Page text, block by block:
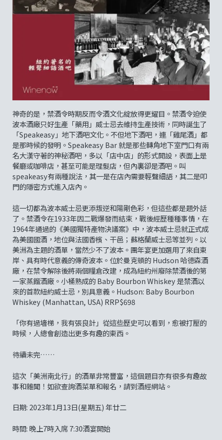
神奇的是，禁酒令時期反而令酒文化綻放得更耀目。禁酒令迫使
波本酒廠只好生產「藥用」威士忌去維持生產技術，同時誕生了
「Speakeasy」地下酒吧文化。不但地下酒吧，連「雞尾酒」都
是那時候的發明。Speakeasy Bar 就是那些轉角地下室門口有兩
名大漢守著的神秘酒吧，多以「店中店」的形式開設，表面上是
餐廳或咖啡店，甚至可能是理髮店，但內裏卻是酒吧。叫
speakeasy有兩種說法，其一是在店內需要輕聲細語，其二是叩
門的隱密方式進入店內。
這一切都為波本威士忌更添叛逆和陽剛色彩，但這些都是題外話
了。禁酒令在1933年因二戰爆發而結束，戰後經歷種種事情，在
1964年通過的《美國獨特產物決議案》中，波本威士忌就正式成
為美國國酒，地位與法國香檳、干邑；蘇格蘭威士忌等並列。以
美洲為主題的酒單，當然少不了波本。團年宴更加選用了來自東
岸、具有時代意義的傳奇波本。位於曼克頓的 Hudson 哈德森酒
廠，在禁令解除後將兩個糧倉改建，成為紐約州廢除禁酒後的第
一家蒸餾酒廠。小桶熟成的 Baby Bourbon Whiskey 是禁酒以
來的首款紐約威士忌，別具意義。Hudson: Baby Bourbon
Whiskey (Manhattan, USA) RRP$698
「你有過墻梯，我有張良計」從這些歷史可以看到，愈被打壓的
時候，人總會創造出更多有趣的東西。
待續未完……
這次「美洲南北行」的酒單非常豐富，這個題目亦有很多有趣故
事和雜聞！如欲查詢酒菜單和報名，請到酒經網站。
日期: 2023年1月13日(星期五) 年廿二
時間: 晚上7時入席 7:30酒宴開始